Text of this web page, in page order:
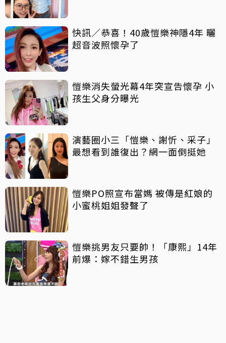
快訊／恭喜！40歲愷樂神隱4年 曬
超音波照懷孕了
愷樂消失螢光幕4年突宣告懷孕 小
孩生父身分曝光
演藝圈小三「愷樂、謝忻、采子」
最想看到誰復出？網一面倒挺她
愷樂PO照宣布當媽 被傳是紅娘的
小蜜桃姐姐發聲了
愷樂挑男友只要帥！「康熙」14年
前爆：嫁不錯生男孩